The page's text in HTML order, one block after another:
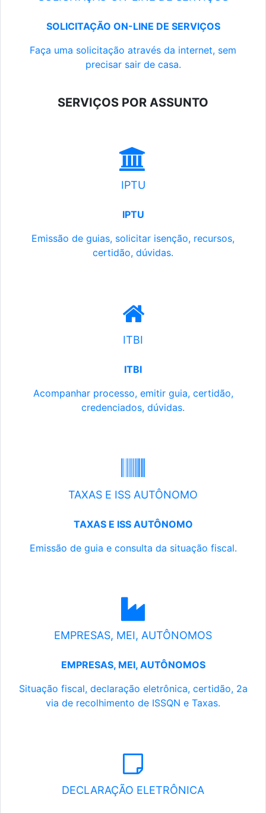
SOLICITAÇÃO ON-LINE DE SERVIÇOS
Faça uma solicitação através da internet, sem
precisar sair de casa.
SERVIÇOS POR ASSUNTO
IPTU
IPTU
Emissão de guias, solicitar isenção, recursos,
certidão, dúvidas.
ITBI
ITBI
Acompanhar processo, emitir guia, certidão,
credenciados, dúvidas.
TAXAS E ISS AUTÔNOMO
TAXAS E ISS AUTÔNOMO
Emissão de guia e consulta da situação fiscal.
EMPRESAS, MEI, AUTÔNOMOS
EMPRESAS, MEI, AUTÔNOMOS
Situação fiscal, declaração eletrônica, certidão, 2a
via de recolhimento de ISSQN e Taxas.
DECLARAÇÃO ELETRÔNICA